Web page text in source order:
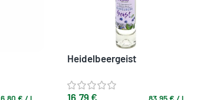
Heidelbeergeist
16,79 €